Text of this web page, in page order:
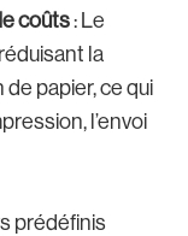
coûts: Le
la
papier, ce qui
l’envoi
prédéfinis